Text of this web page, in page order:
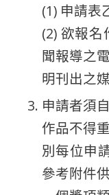
(1) 申請表
(2) 欲報
聞報導之
明刊出之
申請者須
作品不得
別每位申
參考附件